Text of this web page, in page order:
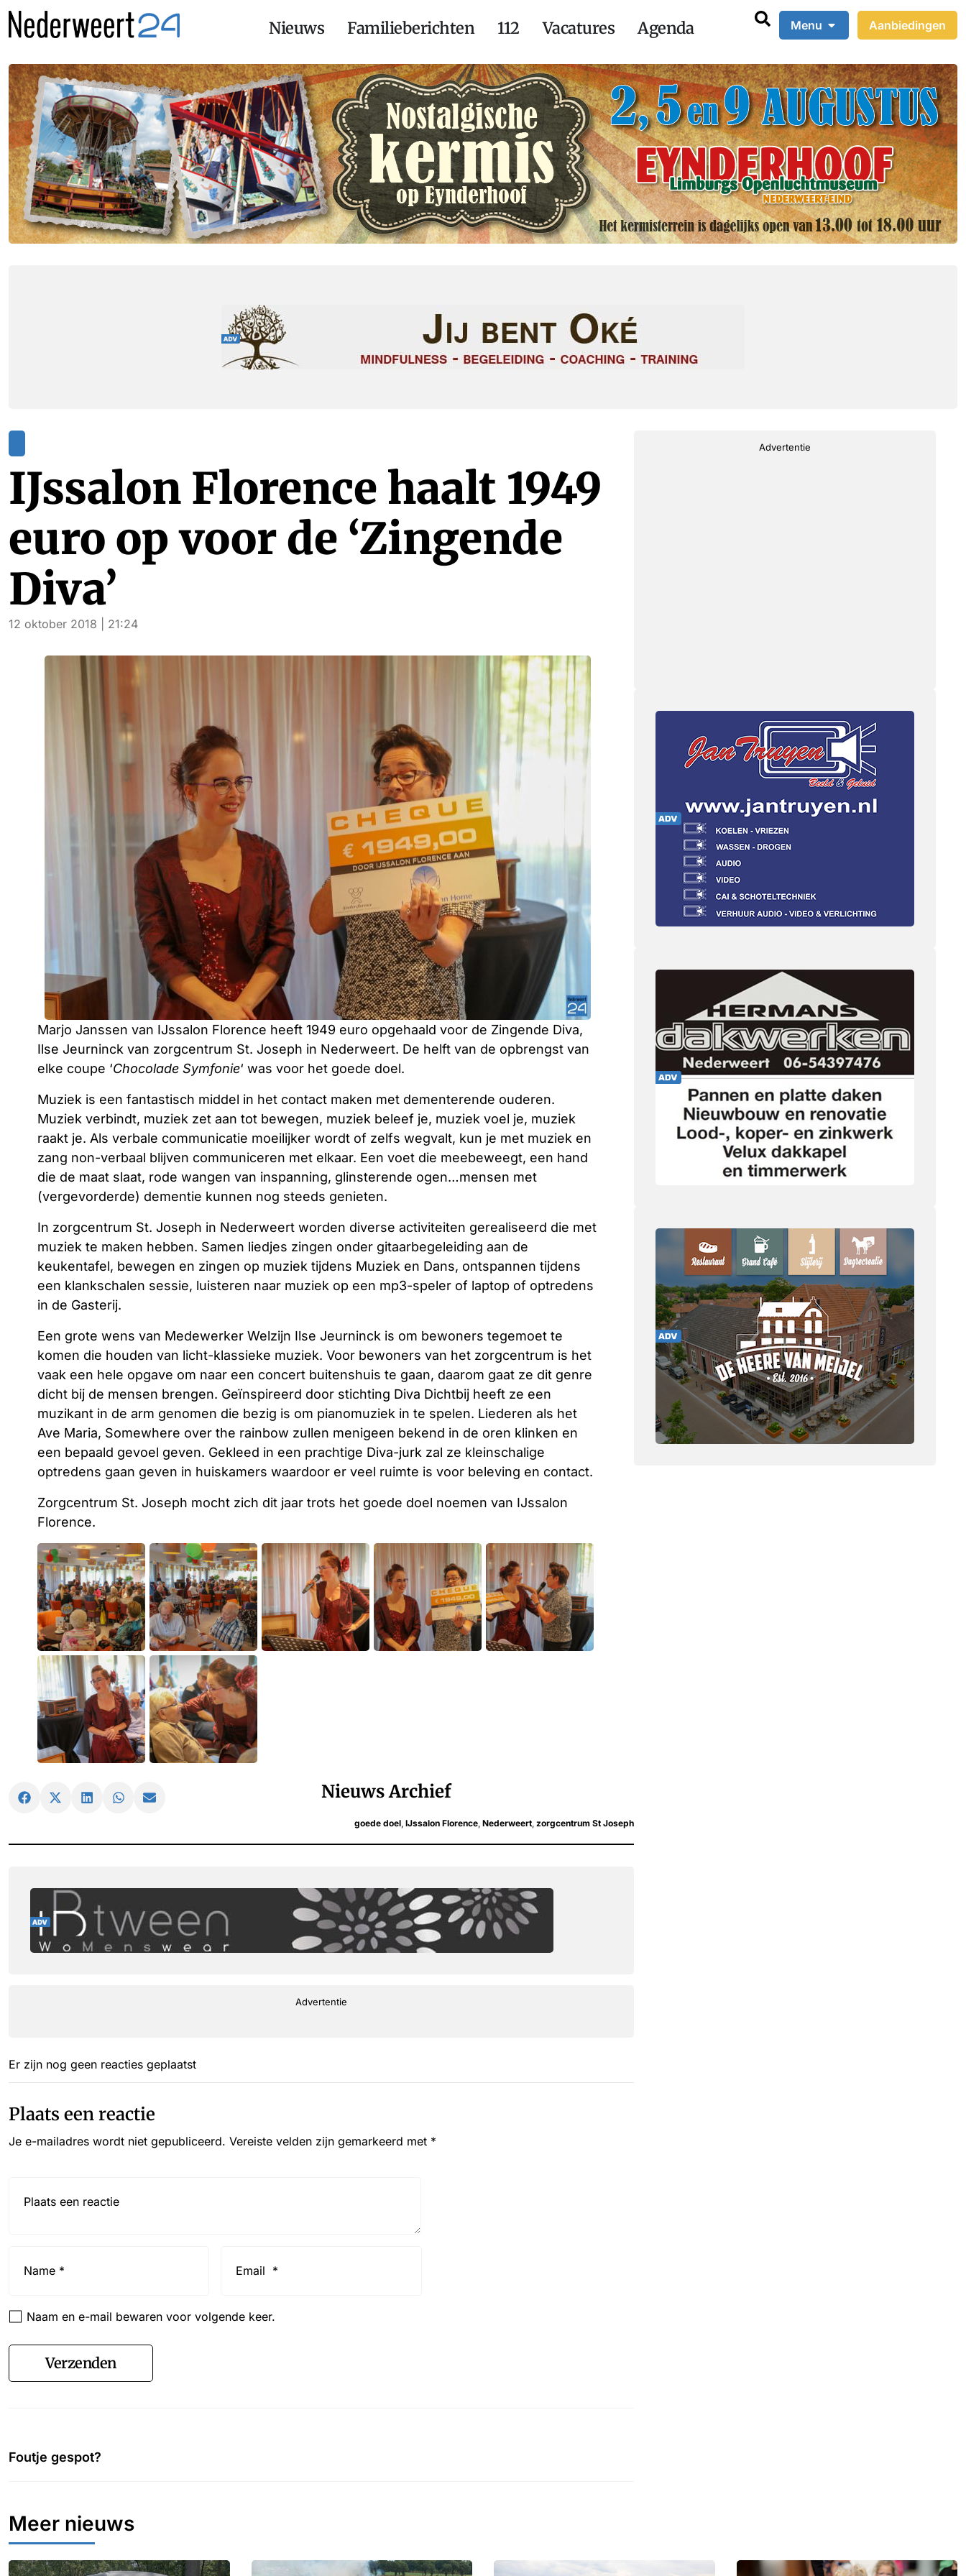
Nieuws Familieberichten 112 Vacatures Agenda Menu Aanbiedingen
IJssalon Florence haalt 1949
euro op voor de ‘Zingende
Diva’
12 oktober 2018 | 21:24
Marjo Janssen van IJssalon Florence heeft 1949 euro opgehaald voor de Zingende Diva,
Ilse Jeurninck van zorgcentrum St. Joseph in Nederweert. De helft van de opbrengst van
elke coupe ‘Chocolade Symfonie‘ was voor het goede doel.
Muziek is een fantastisch middel in het contact maken met dementerende ouderen.
Muziek verbindt, muziek zet aan tot bewegen, muziek beleef je, muziek voel je, muziek
raakt je. Als verbale communicatie moeilijker wordt of zelfs wegvalt, kun je met muziek en
zang non-verbaal blijven communiceren met elkaar. Een voet die meebeweegt, een hand
die de maat slaat, rode wangen van inspanning, glinsterende ogen…mensen met
(vergevorderde) dementie kunnen nog steeds genieten.
In zorgcentrum St. Joseph in Nederweert worden diverse activiteiten gerealiseerd die met
muziek te maken hebben. Samen liedjes zingen onder gitaarbegeleiding aan de
keukentafel, bewegen en zingen op muziek tijdens Muziek en Dans, ontspannen tijdens
een klankschalen sessie, luisteren naar muziek op een mp3-speler of laptop of optredens
in de Gasterij.
Een grote wens van Medewerker Welzijn Ilse Jeurninck is om bewoners tegemoet te
komen die houden van licht-klassieke muziek. Voor bewoners van het zorgcentrum is het
vaak een hele opgave om naar een concert buitenshuis te gaan, daarom gaat ze dit genre
dicht bij de mensen brengen. Geïnspireerd door stichting Diva Dichtbij heeft ze een
muzikant in de arm genomen die bezig is om pianomuziek in te spelen. Liederen als het
Ave Maria, Somewhere over the rainbow zullen menigeen bekend in de oren klinken en
een bepaald gevoel geven. Gekleed in een prachtige Diva-jurk zal ze kleinschalige
optredens gaan geven in huiskamers waardoor er veel ruimte is voor beleving en contact.
Zorgcentrum St. Joseph mocht zich dit jaar trots het goede doel noemen van IJssalon
Florence.
Nieuws Archief
goede doel IJssalon Florence Nederweert zorgcentrum St Joseph
Advertentie
Er zijn nog geen reacties geplaatst
Plaats een reactie
Je e-mailadres wordt niet gepubliceerd. Vereiste velden zijn gemarkeerd met *
Naam en e-mail bewaren voor volgende keer.
Verzenden
Advertentie
Foutje gespot?
Meer nieuws